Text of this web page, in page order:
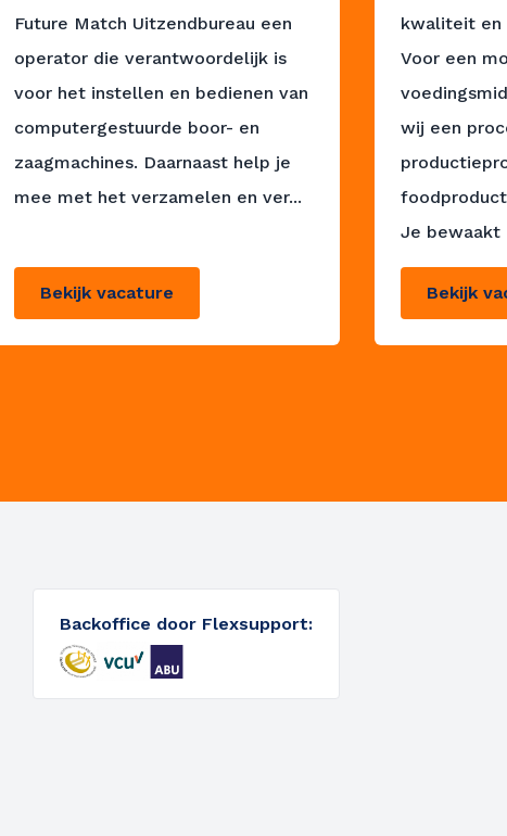
Future Match Uitzendbureau een
operator die verantwoordelijk is
voor het instellen en bedienen van
computergestuurde boor- en
zaagmachines. Daarnaast help je
mee met het verzamelen en ver...
Bekijk vacature
kwaliteit en
Voor een
wij een
Je bewaakt
Bekijk
Backoffice door Flexsupport: